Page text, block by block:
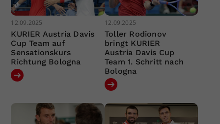
12.09.2025
KURIER Austria Davis
Cup Team auf
Sensationskurs
Richtung Bologna
12.09.2025
Toller Rodionov
bringt KURIER
Austria Davis Cup
Team 1. Schritt nach
Bologna